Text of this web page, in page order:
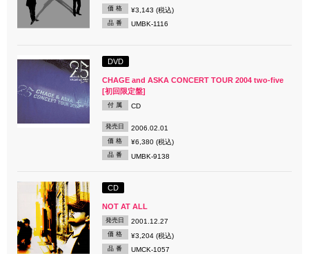
価 格 ¥3,143 (税込)
品 番 UMBK-1116
DVD
CHAGE and ASKA CONCERT TOUR 2004 two-five
[初回限定盤]
付 属 CD
発売日 2006.02.01
価 格 ¥6,380 (税込)
品 番 UMBK-9138
CD
NOT AT ALL
発売日 2001.12.27
価 格 ¥3,204 (税込)
品 番 UMCK-1057